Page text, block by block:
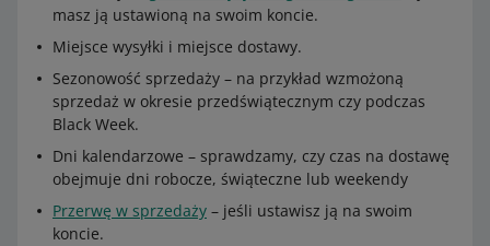
masz ją ustawioną na swoim koncie.
Miejsce wysyłki i miejsce dostawy.
Sezonowość sprzedaży – na przykład wzmożoną
sprzedaż w okresie przedświątecznym czy podczas
Black Week.
Dni kalendarzowe – sprawdzamy, czy czas na dostawę
obejmuje dni robocze, świąteczne lub weekendy
Przerwę w sprzedaży – jeśli ustawisz ją na swoim
koncie.